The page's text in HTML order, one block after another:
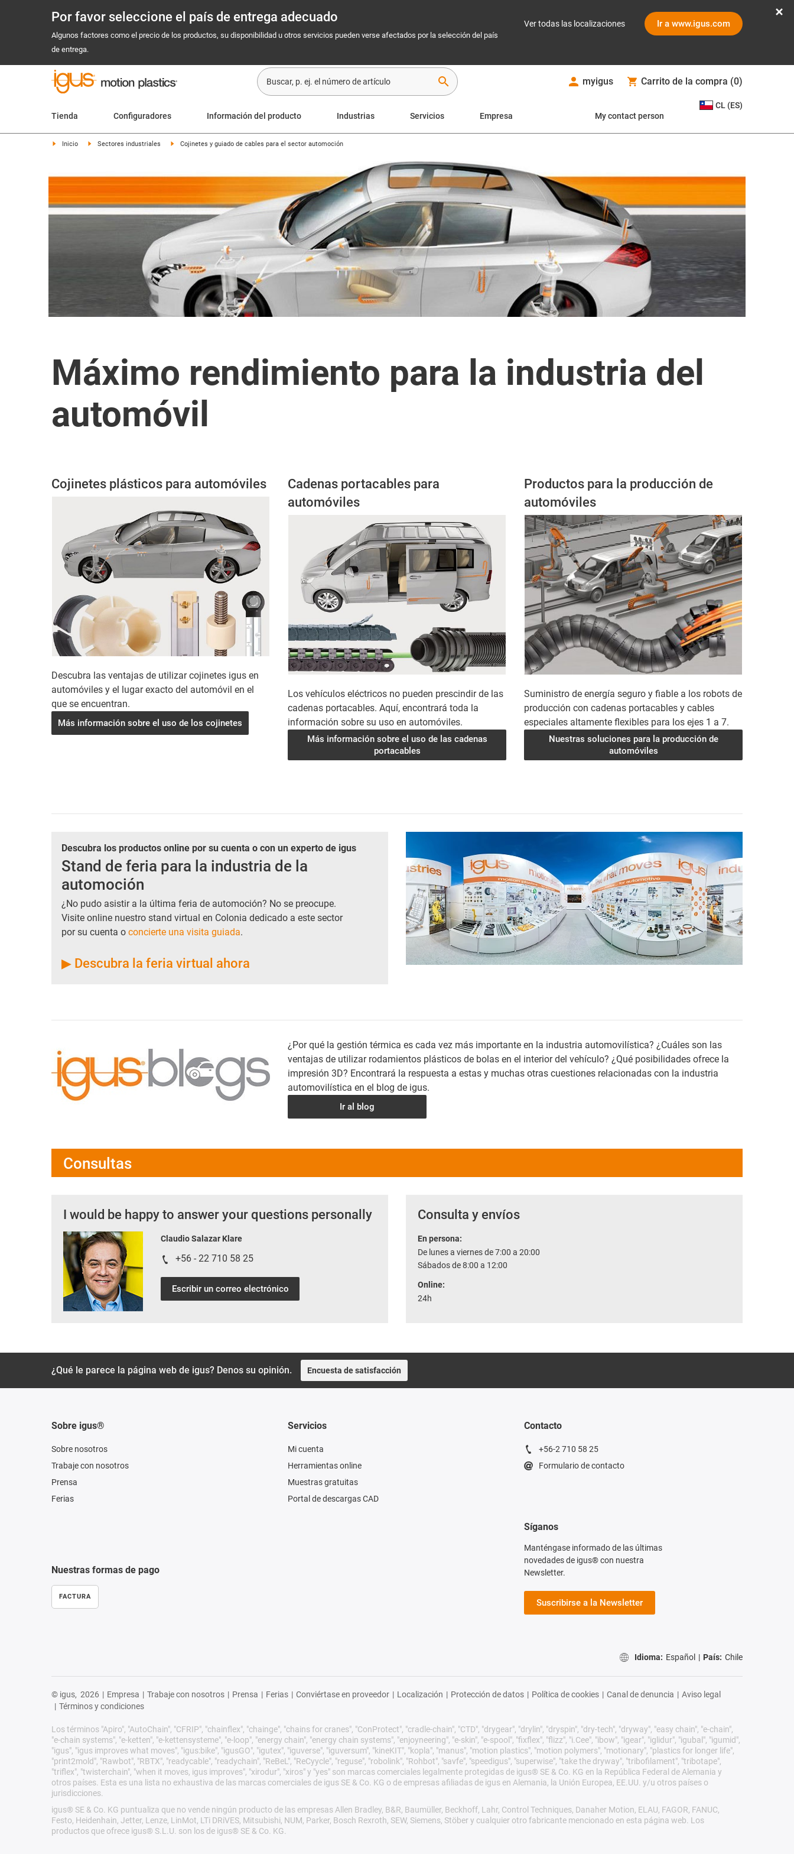
Por favor seleccione el país de entrega adecuado
Algunos factores como el precio de los productos, su disponibilidad u otros servicios pueden verse afectados por la selección del país
de entrega.
Ver todas las localizaciones Ir a www.igus.com
search myigus Carrito de la compra (0)
Tienda Configuradores Información del producto Industrias Servicios Empresa My contact person
CL (ES)
Inicio Sectores industriales Cojinetes y guiado de cables para el sector automoción
Máximo rendimiento para la industria del
automóvil
Cojinetes plásticos para automóviles
Descubra las ventajas de utilizar cojinetes igus en
automóviles y el lugar exacto del automóvil en el
que se encuentran.
Más información sobre el uso de los cojinetes
Cadenas portacables para
automóviles
Los vehículos eléctricos no pueden prescindir de las
cadenas portacables. Aquí, encontrará toda la
información sobre su uso en automóviles.
Más información sobre el uso de las cadenas
portacables
Productos para la producción de
automóviles
Suministro de energía seguro y fiable a los robots de
producción con cadenas portacables y cables
especiales altamente flexibles para los ejes 1 a 7.
Nuestras soluciones para la producción de
automóviles
Descubra los productos online por su cuenta o con un experto de igus
Stand de feria para la industria de la
automoción
¿No pudo asistir a la última feria de automoción? No se preocupe.
Visite online nuestro stand virtual en Colonia dedicado a este sector
por su cuenta o concierte una visita guiada.
▶ Descubra la feria virtual ahora
¿Por qué la gestión térmica es cada vez más importante en la industria automovilística? ¿Cuáles son las
ventajas de utilizar rodamientos plásticos de bolas en el interior del vehículo? ¿Qué posibilidades ofrece la
impresión 3D? Encontrará la respuesta a estas y muchas otras cuestiones relacionadas con la industria
automovilística en el blog de igus.
Ir al blog
Consultas
I would be happy to answer your questions personally
Claudio Salazar Klare
+56 - 22 710 58 25
Escribir un correo electrónico
Consulta y envíos
En persona:
De lunes a viernes de 7:00 a 20:00
Sábados de 8:00 a 12:00
Online:
24h
¿Qué le parece la página web de igus? Denos su opinión. Encuesta de satisfacción
Sobre igus®
Sobre nosotros
Trabaje con nosotros
Prensa
Ferias
Servicios
Mi cuenta
Herramientas online
Muestras gratuitas
Portal de descargas CAD
Contacto
+56-2 710 58 25
Formulario de contacto
Nuestras formas de pago
FACTURA
Síganos
Manténgase informado de las últimas
novedades de igus® con nuestra
Newsletter.
Suscribirse a la Newsletter
Idioma: Español | País: Chile
© igus, 2026 | Empresa | Trabaje con nosotros | Prensa | Ferias | Conviértase en proveedor | Localización | Protección de datos | Política de cookies | Canal de denuncia | Aviso legal
| Términos y condiciones
Los términos "Apiro", "AutoChain", "CFRIP", "chainflex", "chainge", "chains for cranes", "ConProtect", "cradle-chain", "CTD", "drygear", "drylin", "dryspin", "dry-tech", "dryway", "easy chain", "e-chain",
"e-chain systems", "e-ketten", "e-kettensysteme", "e-loop", "energy chain", "energy chain systems", "enjoyneering", "e-skin", "e-spool", "fixflex", "flizz", "i.Cee", "ibow", "igear", "iglidur", "igubal", "igumid",
"igus", "igus improves what moves", "igus:bike", "igusGO", "igutex", "iguverse", "iguversum", "kineKIT", "kopla", "manus", "motion plastics", "motion polymers", "motionary", "plastics for longer life",
"print2mold", "Rawbot", "RBTX", "readycable", "readychain", "ReBeL", "ReCyycle", "reguse", "robolink", "Rohbot", "savfe", "speedigus", "superwise", "take the dryway", "tribofilament", "tribotape",
"triflex", "twisterchain", "when it moves, igus improves", "xirodur", "xiros" y "yes" son marcas comerciales legalmente protegidas de igus® SE & Co. KG en la República Federal de Alemania y
otros países. Esta es una lista no exhaustiva de las marcas comerciales de igus SE & Co. KG o de empresas afiliadas de igus en Alemania, la Unión Europea, EE.UU. y/u otros países o
jurisdicciones.
igus® SE & Co. KG puntualiza que no vende ningún producto de las empresas Allen Bradley, B&R, Baumüller, Beckhoff, Lahr, Control Techniques, Danaher Motion, ELAU, FAGOR, FANUC,
Festo, Heidenhain, Jetter, Lenze, LinMot, LTi DRiVES, Mitsubishi, NUM, Parker, Bosch Rexroth, SEW, Siemens, Stöber y cualquier otro fabricante mencionado en esta página web. Los
productos que ofrece igus® S.L.U. son los de igus® SE & Co. KG.